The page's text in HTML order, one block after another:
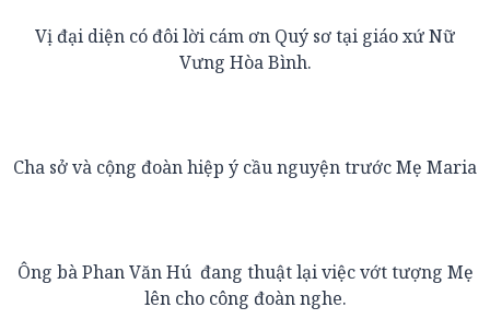
Vị đại diện có đôi lời cám ơn Quý sơ tại giáo xứ Nữ
Vưng Hòa Bình.
Cha sở và cộng đoàn hiệp ý cầu nguyện trước Mẹ Maria
Ông bà Phan Văn Hú đang thuật lại việc vớt tượng Mẹ
lên cho công đoàn nghe.